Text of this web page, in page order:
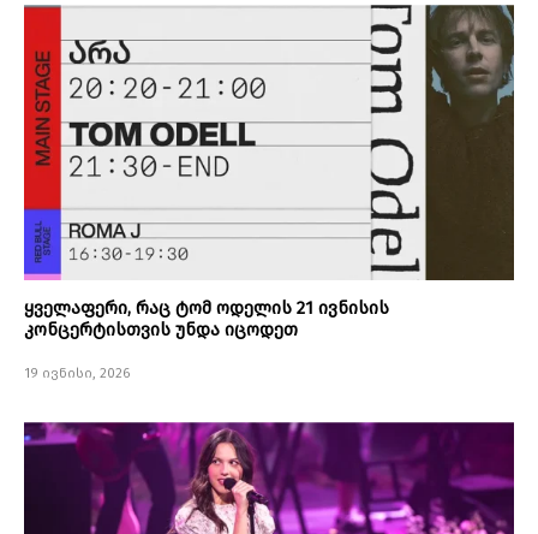
ყველაფერი, რაც ტომ ოდელის 21 ივნისის
კონცერტისთვის უნდა იცოდეთ
19 ივნისი, 2026